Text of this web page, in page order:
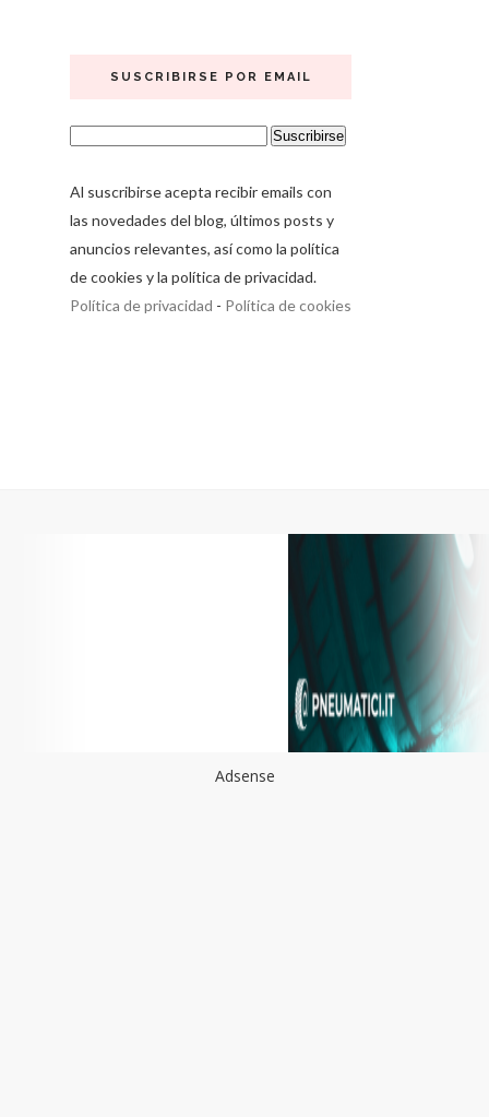
SUSCRIBIRSE POR EMAIL
Al suscribirse acepta recibir emails con
las novedades del blog, últimos posts y
anuncios relevantes, así como la política
de cookies y la política de privacidad.
Política de privacidad - Política de cookies
Adsense